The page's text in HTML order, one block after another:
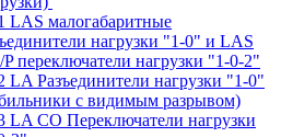
LAS малогабаритные
нагрузки "1-0" и LAS
переключатели нагрузки "1-0-2"
LA Разъединители нагрузки "1-0"
с видимым разрывом)
LA CO Переключатели нагрузки